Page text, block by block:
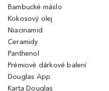
Bambucké máslo
Kokosový olej
Niacinamid
Ceramidy
Panthenol
Prémiové dárkové balení
Douglas App
Karta Douglas